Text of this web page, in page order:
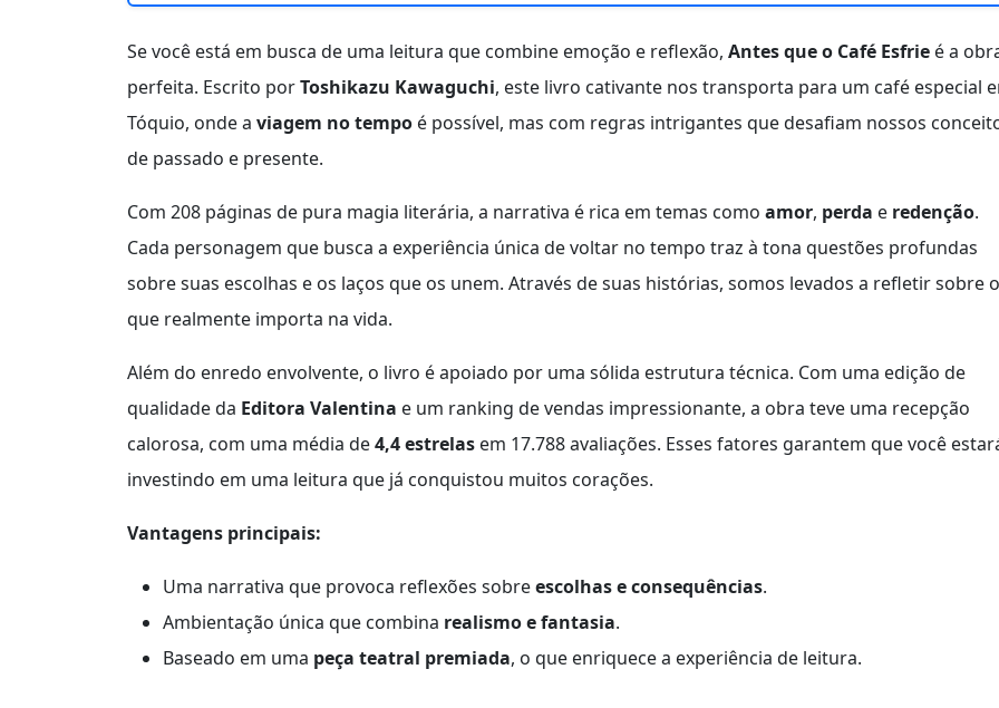
Se você está em busca de uma leitura que combine emoção e reflexão, Antes que o Café Esfrie é a
perfeita. Escrito porToshikazu Kawaguchi, este livro cativante nos transporta para um café especial
Tóquio, onde a viagem no tempo é possível, mas com regras intrigantes que desafiam nossos
de passado e presente.
Com 208 páginas de pura magia literária, a narrativa é rica em temas como amor, perda e redenção.
Cada personagem que busca a experiência única de voltar no tempo traz à tona questões profundas
sobre suas escolhas e os laços que os unem. Através de suas histórias, somos levados a refletir sobre o
que realmente importa na vida.
Além do enredo envolvente, o livro é apoiado por uma sólida estrutura técnica. Com uma edição de
qualidade da Editora Valentina e um ranking de vendas impressionante, a obra teve uma recepção
calorosa, com uma média de4,4 estrelas em 17.788 avaliações. Esses fatores garantem que você
investindo em uma leitura que já conquistou muitos corações.
Vantagens principais:
Uma narrativa que provoca reflexões sobreescolhas e consequências.
Ambientação única que combina realismo e fantasia.
Baseado em uma peça teatral premiada, o que enriquece a experiência de leitura.